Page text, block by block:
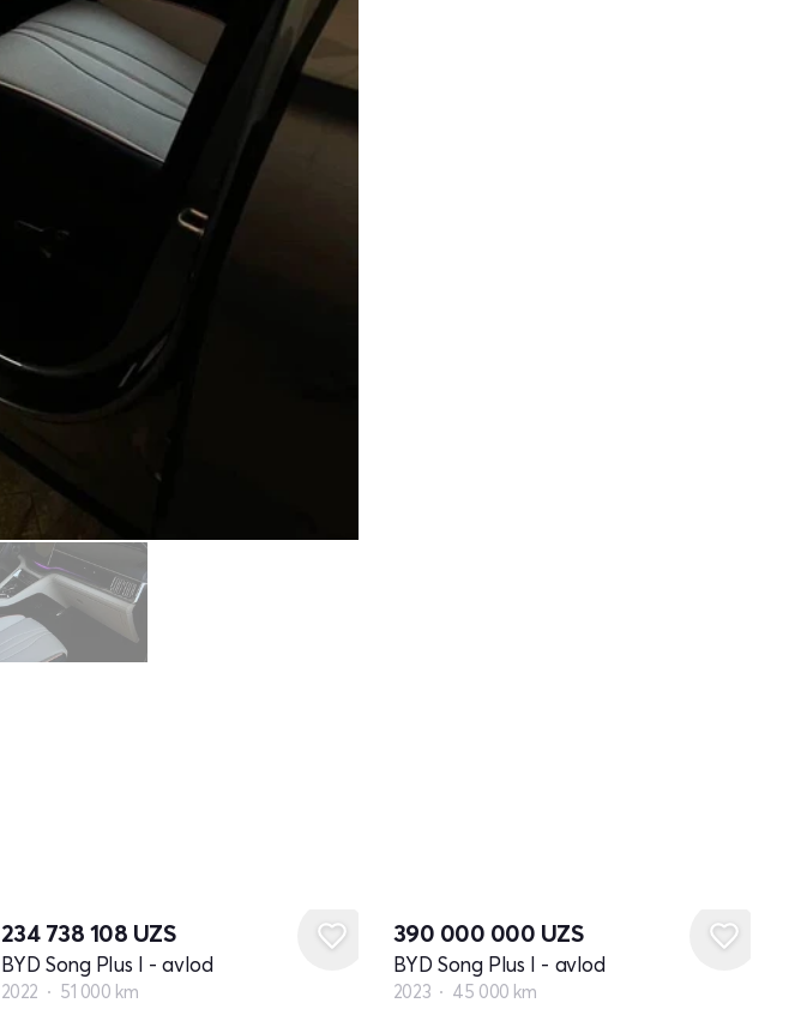
234 738 108 UZS
BYD Song Plus I - avlod
2022 51 000 km
390 000 000 UZS
BYD Song Plus I - avlod
2023 45 000 km